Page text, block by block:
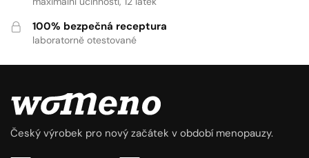
100% bezpečná receptura
laboratorně otestované
Český výrobek pro nový začátek v období menopauzy.